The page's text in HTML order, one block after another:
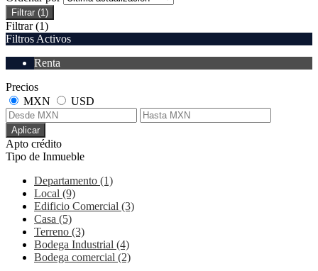
Filtrar (1)
Filtrar (1)
Filtros Activos
Renta
Precios
MXN
USD
Aplicar
Apto crédito
Tipo de Inmueble
Departamento (1)
Local (9)
Edificio Comercial (3)
Casa (5)
Terreno (3)
Bodega Industrial (4)
Bodega comercial (2)